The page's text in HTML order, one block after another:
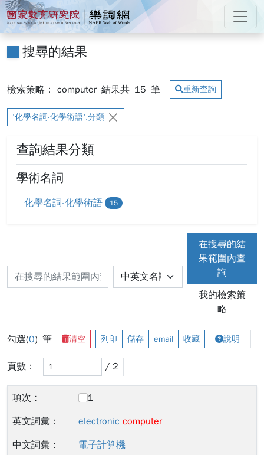
跳到主要內容
:::
國家教育研究院 樂詞網
搜尋的結果
檢索策略： computer 結果共 15 筆 重新查詢
'化學名詞-化學術語'.分類
查詢結果分類
學術名詞
化學名詞-化學術語 15
在搜尋的結
果範圍內查
詢
我的檢索策
略
勾選(0) 筆 清空 列印 儲存 email 收藏 說明
頁數： / 2
1
electronic computer
電子計算機